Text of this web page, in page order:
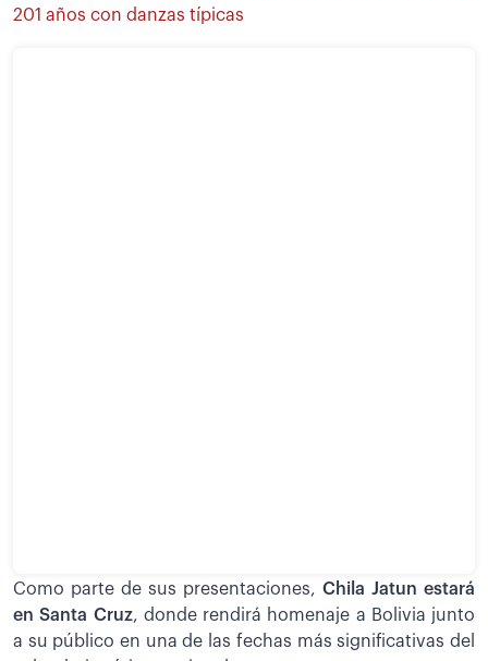
201 años con danzas típicas
Como parte de sus presentaciones, Chila Jatun estará
en Santa Cruz, donde rendirá homenaje a Bolivia junto
a su público en una de las fechas más significativas del